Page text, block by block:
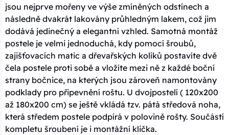
jsou nejprve mořeny ve výše zmíněných odstínech a
následně dvakrát lakovány průhledným lakem, což jim
dodává jedinečný a elegantní vzhled. Samotná montáž
postele je velmi jednoduchá, kdy pomocí šroubů,
zajišťovacích matic a dřevařských kolíků postavíte dvě
čela postele proti sobě a vložíte mezi ně z každé boční
strany bočnice, na kterých jsou zároveň namontovány
podklady pro připevnění roštu. U dvojpostelí ( 120x200
až 180x200 cm) se ještě vkládá tzv. pátá středová noha,
která středem postele podpírá v polovině rošty. Součástí
kompletu šroubení je i montážní klička.